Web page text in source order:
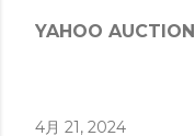
YAHOO AUCTION
4月 21, 2024